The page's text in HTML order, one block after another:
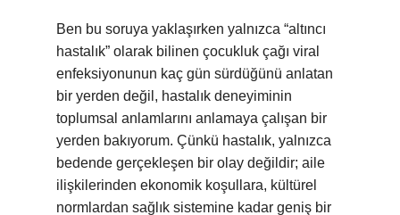
Ben bu soruya yaklaşırken yalnızca “altıncı
hastalık” olarak bilinen çocukluk çağı viral
enfeksiyonunun kaç gün sürdüğünü anlatan
bir yerden değil, hastalık deneyiminin
toplumsal anlamlarını anlamaya çalışan bir
yerden bakıyorum. Çünkü hastalık, yalnızca
bedende gerçekleşen bir olay değildir; aile
ilişkilerinden ekonomik koşullara, kültürel
normlardan sağlık sistemine kadar geniş bir